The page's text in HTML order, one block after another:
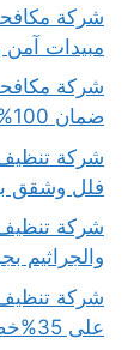
مبيدات آمن وضمان
ضمان 100% الحماية الكاملة لمنزلك
فلل وشقق بعناية 100%
والجراثيم بجودة99% اتصل
على 35%خصم فوري